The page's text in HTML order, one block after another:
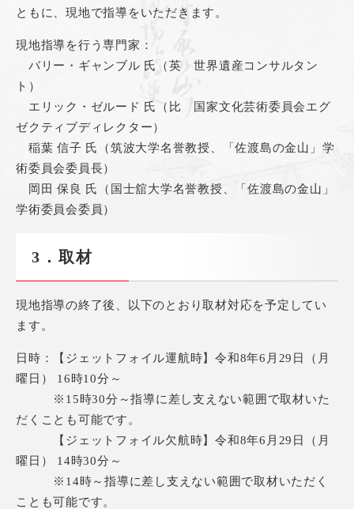
ともに、現地で指導をいただきます。
現地指導を行う専門家：
バリー・ギャンブル 氏（英 世界遺産コンサルタン
ト）
エリック・ゼルード 氏（比 国家文化芸術委員会エグ
ゼクティブディレクター）
稲葉 信子 氏（筑波大学名誉教授、「佐渡島の金山」学
術委員会委員長）
岡田 保良 氏（国士舘大学名誉教授、「佐渡島の金山」
学術委員会委員）
3．取材
現地指導の終了後、以下のとおり取材対応を予定してい
ます。
日時：【ジェットフォイル運航時】令和8年6月29日（月
曜日） 16時10分～
※15時30分～指導に差し支えない範囲で取材いた
だくことも可能です。
​ 【ジェットフォイル欠航時】令和8年6月29日（月
曜日） 14時30分～
※14時～指導に差し支えない範囲で取材いただく
ことも可能です。